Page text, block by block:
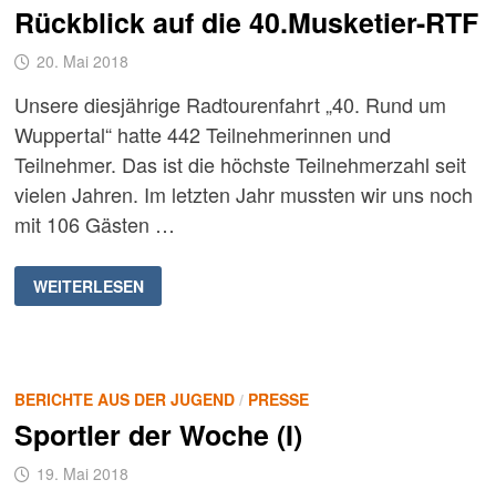
Rückblick auf die 40.Musketier-RTF
20. Mai 2018
Unsere diesjährige Radtourenfahrt „40. Rund um
Wuppertal“ hatte 442 Teilnehmerinnen und
Teilnehmer. Das ist die höchste Teilnehmerzahl seit
vielen Jahren. Im letzten Jahr mussten wir uns noch
mit 106 Gästen …
RÜCKBLICK
AUF
DIE
WEITERLESEN
BERICHTE AUS DER JUGEND/ PRESSE
Sportler der Woche (I)
19. Mai 2018